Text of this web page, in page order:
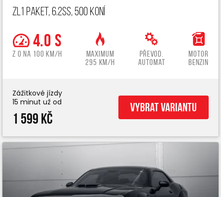
ZL1 paket, 6.2ss, 500 koní
4.0 s
z 0 na 100 km/h
Maximum
295 km/h
Převod.
automat
Motor
benzin
Zážitkové jízdy
15 minut už od
1 599 Kč
Vybrat variantu